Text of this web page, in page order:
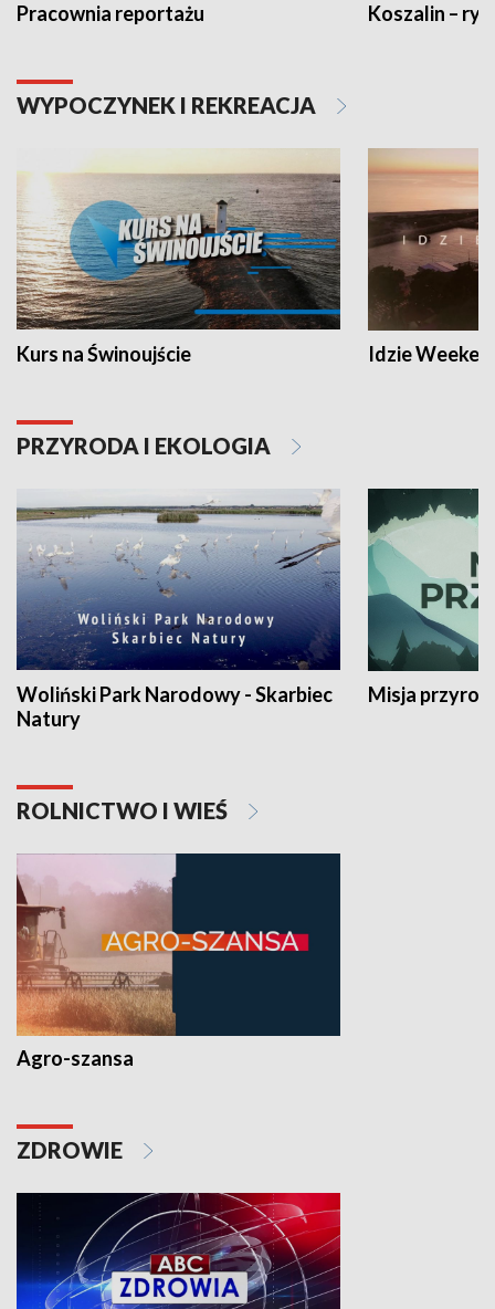
Pracownia reportażu Koszalin –
WYPOCZYNEK I REKREACJA
Kurs na Świnoujście Idzie
PRZYRODA I EKOLOGIA
Woliński Park Narodowy - Skarbiec
Natury
Misja
ROLNICTWO I WIEŚ
Agro-szansa
ZDROWIE